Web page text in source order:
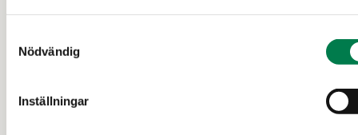
Nödvändig
Inställningar
Viluksela 11:6, Hämeenlinna
Tavastehus
80 000 €